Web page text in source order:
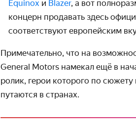
Equinox и Blazer, а вот
концерн продавать здесь
соответствуют европейским
Примечательно, что на
General Motors намекал ещё в
ролик, герои которого по
путаются в странах.